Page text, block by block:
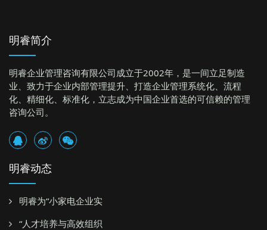
明睿简介
明睿企业管理咨询有限公司成立于2002年，是一间立足制造
业、致力于企业内部管理提升、打造企业管理系统化、流程
化、精细化、标准化，立志成为中国企业首选的可信赖的管理
咨询公司。
明睿动态
明睿为“小家电企业实
“人才培养与高效组织